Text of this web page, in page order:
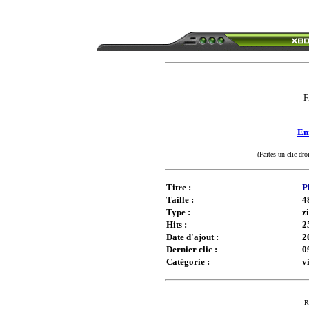
(Faites un clic
Titre :
Taille :
Type :
Hits :
Date d'ajout :
Dernier clic :
Catégorie :